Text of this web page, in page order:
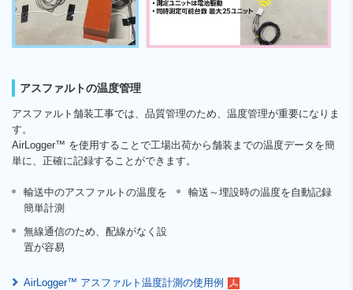
アスファルトの温度管理
アスファルト舗装工事では、品質管理のため、温度管理が重要になりま
す。
AirLogger™ を使用することで工場出荷から舗装までの温度データを簡
単に、正確に記録することができます。
輸送中のアスファルトの温度を
簡単計測
輸送～埋設時の温度を自動記録
無線通信のため、配線がなく設
置が容易
AirLogger™ アスファルト温度計測の使用例